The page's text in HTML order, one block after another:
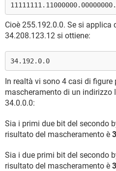
Cioè 255.192.0.0. Se si
34.208.123.12 si ottiene:
34.192.0.0
In realtà vi sono 4 casi di
mascheramento di un indirizzo
34.0.0.0:
Sia i primi due bit del secondo
risultato del mascheramento è
Sia i due primi bit del secondo
risultato del mascheramento è